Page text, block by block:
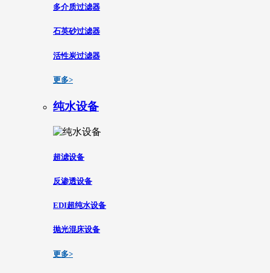
多介质过滤器
石英砂过滤器
活性炭过滤器
更多>
纯水设备
超滤设备
反渗透设备
EDI超纯水设备
抛光混床设备
更多>